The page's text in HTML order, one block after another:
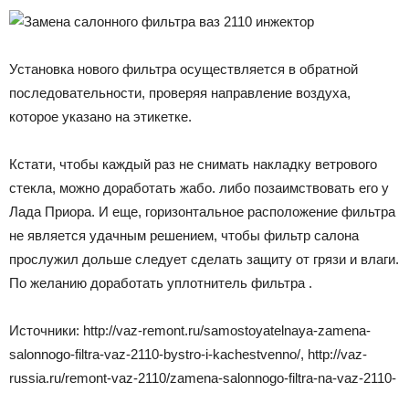
Установка нового фильтра осуществляется в обратной
последовательности, проверяя направление воздуха,
которое указано на этикетке.
Кстати, чтобы каждый раз не снимать накладку ветрового
стекла, можно доработать жабо. либо позаимствовать его у
Лада Приора. И еще, горизонтальное расположение фильтра
не является удачным решением, чтобы фильтр салона
прослужил дольше следует сделать защиту от грязи и влаги.
По желанию доработать уплотнитель фильтра .
Источники: http://vaz-remont.ru/samostoyatelnaya-zamena-
salonnogo-filtra-vaz-2110-bystro-i-kachestvenno/, http://vaz-
russia.ru/remont-vaz-2110/zamena-salonnogo-filtra-na-vaz-2110-